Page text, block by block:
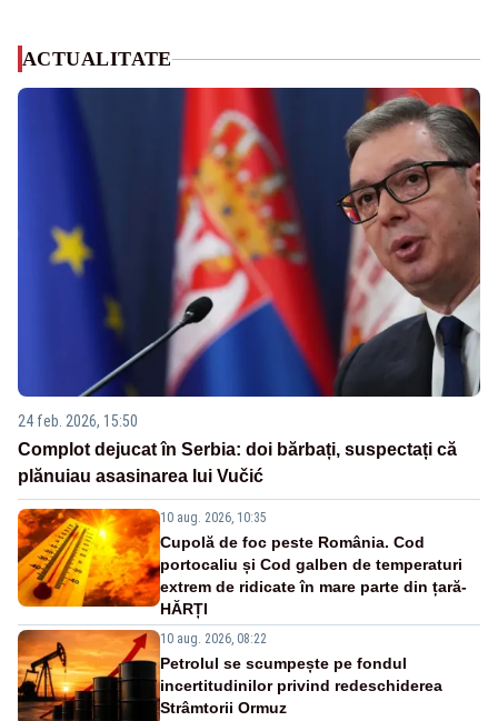
ACTUALITATE
24 feb. 2026, 15:50
Complot dejucat în Serbia: doi bărbați, suspectați că
plănuiau asasinarea lui Vučić
10 aug. 2026, 10:35
Cupolă de foc peste România. Cod
portocaliu și Cod galben de temperaturi
extrem de ridicate în mare parte din țară-
HĂRȚI
10 aug. 2026, 08:22
Petrolul se scumpește pe fondul
incertitudinilor privind redeschiderea
Strâmtorii Ormuz